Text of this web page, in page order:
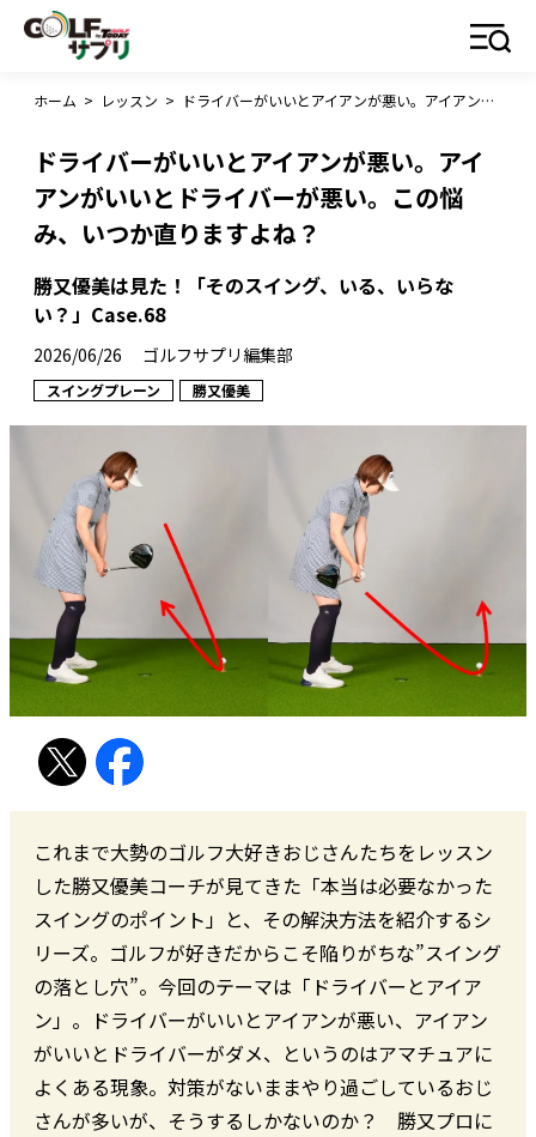
ホーム > レッスン > ドライバーがいいとアイアンが悪い。アイアンがいいとドライバーが悪い。この悩み、いつか直りますよね？
ドライバーがいいとアイアンが悪い。アイ
アンがいいとドライバーが悪い。この悩
み、いつか直りますよね？
勝又優美は見た！「そのスイング、いる、いらな
い？」Case.68
2026/06/26 ゴルフサプリ編集部
スイングプレーン 勝又優美
これまで大勢のゴルフ大好きおじさんたちをレッスン
した勝又優美コーチが見てきた「本当は必要なかった
スイングのポイント」と、その解決方法を紹介するシ
リーズ。ゴルフが好きだからこそ陥りがちな”スイング
の落とし穴”。今回のテーマは「ドライバーとアイア
ン」。ドライバーがいいとアイアンが悪い、アイアン
がいいとドライバーがダメ、というのはアマチュアに
よくある現象。対策がないままやり過ごしているおじ
さんが多いが、そうするしかないのか？ 勝又プロに